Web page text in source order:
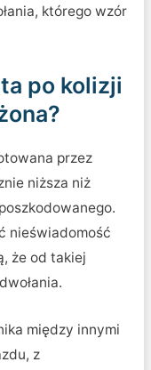
którego wzór
po kolizji
przez
niższa niż
nieświadomość
że od takiej
między innymi
z